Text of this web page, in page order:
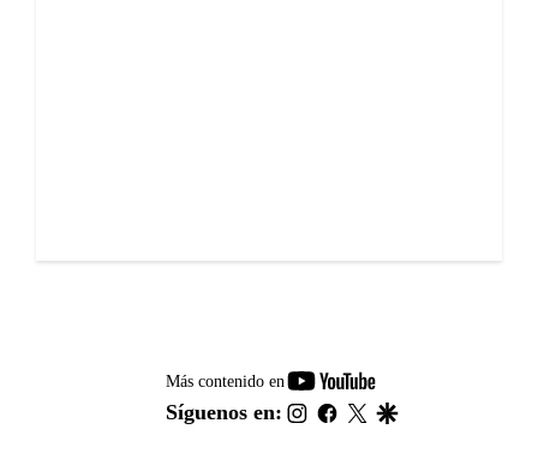
Más contenido en
youtube-
footer
Síguenos en: instagram
facebook
twitter